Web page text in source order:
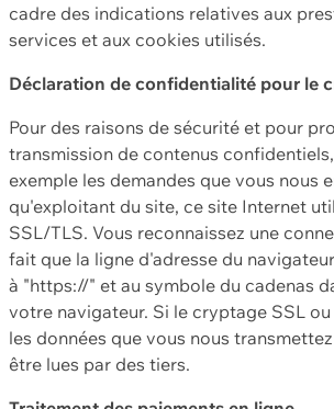
cadre des indications relatives aux
services et aux cookies utilisés.
Déclaration de confidentialité pour le
Pour des raisons de sécurité et pour
transmission de contenus
exemple les demandes que vous nous
qu'exploitant du site, ce site Internet
SSL/TLS. Vous reconnaissez une
fait que la ligne d'adresse du
à "https://" et au symbole du cadenas
votre navigateur. Si le cryptage SSL
les données que vous nous
être lues par des tiers.